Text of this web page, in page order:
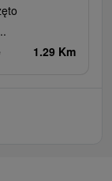
1.29 Km